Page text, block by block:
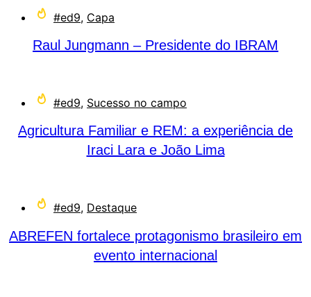
#ed9, Capa
Raul Jungmann – Presidente do IBRAM
#ed9, Sucesso no campo
Agricultura Familiar e REM: a experiência de
Iraci Lara e João Lima
#ed9, Destaque
ABREFEN fortalece protagonismo brasileiro em
evento internacional